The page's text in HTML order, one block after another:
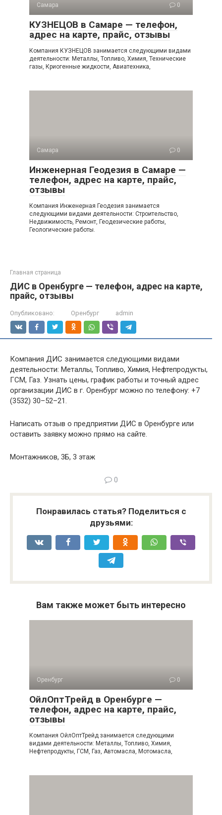
Самара 0
КУЗНЕЦОВ в Самаре — телефон,
адрес на карте, прайс, отзывы
Компания КУЗНЕЦОВ занимается следующими видами
деятельности: Металлы, Топливо, Химия, Технические
газы, Криогенные жидкости, Авиатехника,
Самара 0
Инженерная Геодезия в Самаре —
телефон, адрес на карте, прайс,
отзывы
Компания Инженерная Геодезия занимается
следующими видами деятельности: Строительство,
Недвижимость, Ремонт, Геодезические работы,
Геологические работы.
Главная страница
ДИС в Оренбурге — телефон, адрес на карте,
прайс, отзывы
Опубликовано: Оренбург admin
Компания ДИС занимается следующими видами
деятельности: Металлы, Топливо, Химия, Нефтепродукты,
ГСМ, Газ. Узнать цены, график работы и точный адрес
организации ДИС в г. Оренбург можно по телефону: +7
(3532) 30–52–21.
Написать отзыв о предприятии ДИС в Оренбурге или
оставить заявку можно прямо на сайте.
Монтажников, 3Б, 3 этаж
0
Понравилась статья? Поделиться с
друзьями:
Вам также может быть интересно
Оренбург 0
ОйлОптТрейд в Оренбурге —
телефон, адрес на карте, прайс,
отзывы
Компания ОйлОптТрейд занимается следующими
видами деятельности: Металлы, Топливо, Химия,
Нефтепродукты, ГСМ, Газ, Автомасла, Мотомасла,